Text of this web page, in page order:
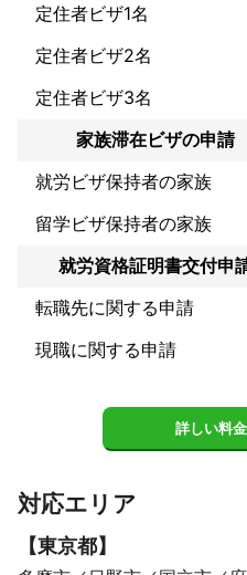
定住者ビザ1名
定住者ビザ2名
定住者ビザ3名
家族滞在ビザの申請
就労ビザ保持者の家族
留学ビザ保持者の家族
就労資格証明書交付申
転職先に関する申請
現職に関する申請
詳しい料
対応エリア
【東京都】